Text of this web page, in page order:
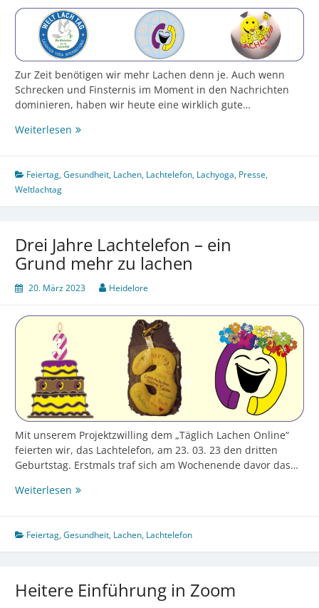
Zur Zeit benötigen wir mehr Lachen denn je. Auch wenn
Schrecken und Finsternis im Moment in den Nachrichten
dominieren, haben wir heute eine wirklich gute…
Weiterlesen Weltlachtag
Wir
glücklich,
lachen.
Feiertag,Gesundheit, Lachen, Lachtelefon, Lachyoga, Presse,
Weltlachtag
Drei Jahre Lachtelefon – ein
Grund mehr zu lachen
20. März 2023 Heidelore
Mit unserem Projektzwilling dem „Täglich Lachen Online“
feierten wir, das Lachtelefon, am 23. 03. 23 den dritten
Geburtstag. Erstmals traf sich am Wochenende davor das…
Weiterlesen Drei
–
ein
zu
Feiertag,Gesundheit, Lachen, Lachtelefon
Heitere Einführung in Zoom